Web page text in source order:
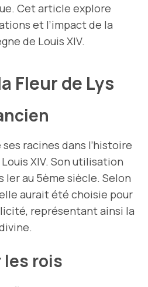
Cet article explore
et l’impact de la
de Louis XIV.
Fleur de Lys
racines dans l’histoire
XIV. Son utilisation
Ier au 5ème siècle. Selon
aurait été choisie pour
représentant ainsi la
rois